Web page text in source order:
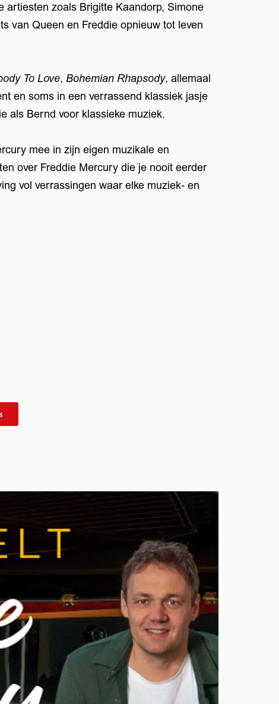
artiesten zoals Brigitte Kaandorp, Simone
van Queen en Freddie opnieuw tot leven
To Love, Bohemian Rhapsody, allemaal
en soms in een verrassend klassiek jasje
als Bernd voor klassieke muziek.
mee in zijn eigen muzikale en
over Freddie Mercury die je nooit eerder
vol verrassingen waar elke muziek- en